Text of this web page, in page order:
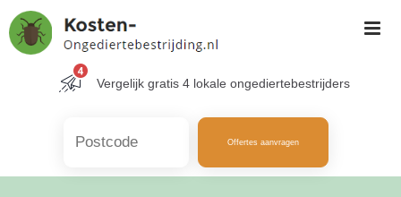
Skip
to
Vergelijk gratis 4 lokale ongediertebestrijders
Offertes aanvragen